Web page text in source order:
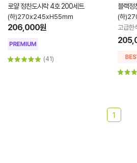
로얄 정찬도시락 4호 200세트
(하)270x245xH55mm
206,000원
(41)
블랙정
(하
고급한
1